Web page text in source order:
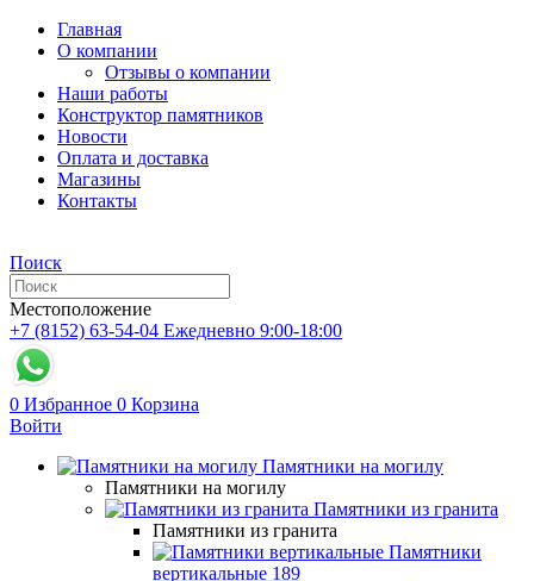
Главная
О компании
Отзывы о компании
Наши работы
Конструктор памятников
Новости
Оплата и доставка
Магазины
Контакты
Поиск
Местоположение
+7 (8152) 63-54-04 Ежедневно 9:00-18:00
0 Избранное 0 Корзина
Войти
Памятники на могилу
Памятники на могилу
Памятники из гранита
Памятники из гранита
Памятники
вертикальные 189